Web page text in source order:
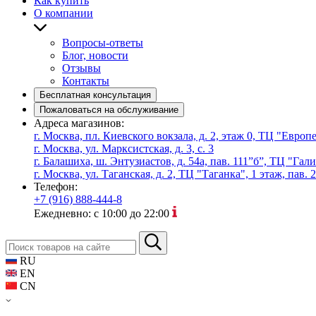
О компании
Вопросы-ответы
Блог, новости
Отзывы
Контакты
Бесплатная консультация
Пожаловаться на обслуживание
Адреса магазинов:
г. Москва, пл. Киевского вокзала, д. 2, этаж 0, ТЦ
г. Москва, ул. Марксистская, д. 3, с. 3
г. Балашиха, ш. Энтузиастов, д. 54а, пав. 111”б”, ТЦ
г. Москва, ул. Таганская, д. 2, ТЦ "Таганка", 1 этаж, пав.
Телефон:
+7 (916) 888-444-8
Ежедневно: с 10:00 до 22:00
RU
EN
CN